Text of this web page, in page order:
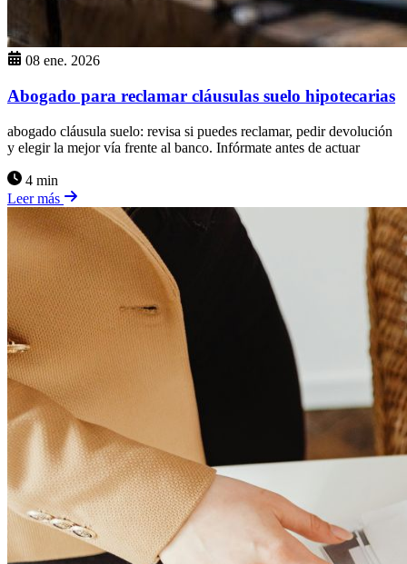
08 ene. 2026
Abogado para reclamar cláusulas suelo hipotecarias
abogado cláusula suelo: revisa si puedes reclamar, pedir devolución
y elegir la mejor vía frente al banco. Infórmate antes de actuar
4 min
Leer más